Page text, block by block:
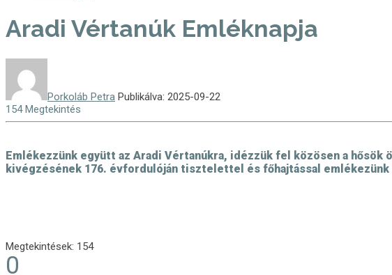
Aradi Vértanúk Emléknapja
Porkoláb Petra Publikálva: 2025-09-22
154 Megtekintés
Emlékezzünk együtt az Aradi Vértanúkra, idézzük fel közösen a
kivégzésének 176. évfordulóján tisztelettel és főhajtással
Megtekintések: 154
0